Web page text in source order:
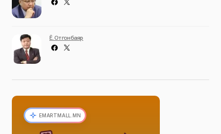
Ё. Отгонбаяр
EMARTMALL.MN